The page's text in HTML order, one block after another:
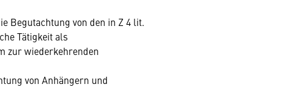
Begutachtung von den in Z 4 lit.
Tätigkeit als
zur wiederkehrenden
von Anhängern und